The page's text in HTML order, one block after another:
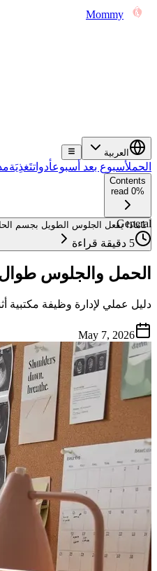
Mommy
العربية
الحملأسبوع بعد أسبوعأدواتتَغذِيَة
Contents
0% read
1ماذا يفعل الجلوس الطويل بجسم
General
5 دقيقة قراءة
الحمل والجلوس
دليل عملي لإدارة وظيفة مكتبية
May 7, 2026